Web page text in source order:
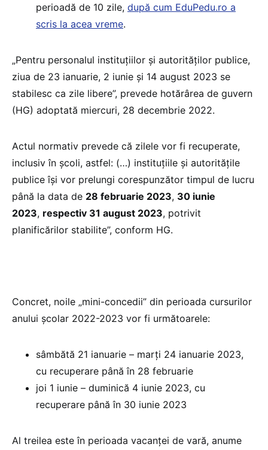
perioadă de 10 zile, după cum EduPedu.ro a
scris la acea vreme.
„Pentru personalul instituţiilor şi autorităţilor publice,
ziua de 23 ianuarie, 2 iunie și 14 august 2023 se
stabilesc ca zile libere”, prevede hotărârea de guvern
(HG) adoptată miercuri, 28 decembrie 2022.
Actul normativ prevede că zilele vor fi recuperate,
inclusiv în școli, astfel: (…) instituţiile şi autorităţile
publice îşi vor prelungi corespunzător timpul de lucru
până la data de 28 februarie 2023, 30 iunie
2023, respectiv 31 august 2023, potrivit
planificărilor stabilite”, conform HG.
Concret, noile „mini-concedii” din perioada cursurilor
anului școlar 2022-2023 vor fi următoarele:
sâmbătă 21 ianuarie – marți 24 ianuarie 2023,
cu recuperare până în 28 februarie
joi 1 iunie – duminică 4 iunie 2023, cu
recuperare până în 30 iunie 2023
Al treilea este în perioada vacanței de vară, anume